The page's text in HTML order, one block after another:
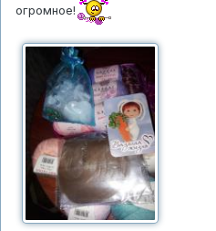
огромное!